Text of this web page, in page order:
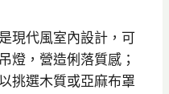
現代風室內設計，可
燈，營造俐落質感；
挑選木質或亞麻布罩